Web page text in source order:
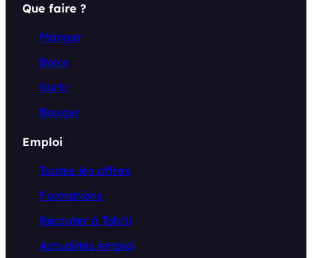
Que faire ?
Manger
Boire
Sortir
Bouger
Emploi
Toutes les offres
Formations
Recruter à Tahiti
Actualités emploi